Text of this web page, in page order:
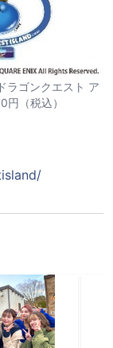
ラゴンクエスト ア
（税込）